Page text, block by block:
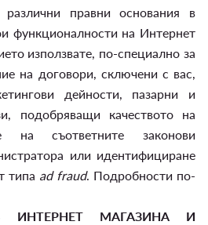
правни основания в
функционалности на Интернет
използвате, по-специално за
на договори, сключени с вас,
дейности, пазарни и
подобряващи качеството на
на съответните законови
или идентифициране
типа ad fraud. Подробности по-
ИНТЕРНЕТ МАГАЗИНА И